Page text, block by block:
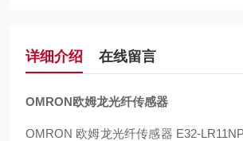
详细介绍 在线留言
OMRON欧姆龙光纤传感器
OMRON 欧姆龙光纤传感器 E32-